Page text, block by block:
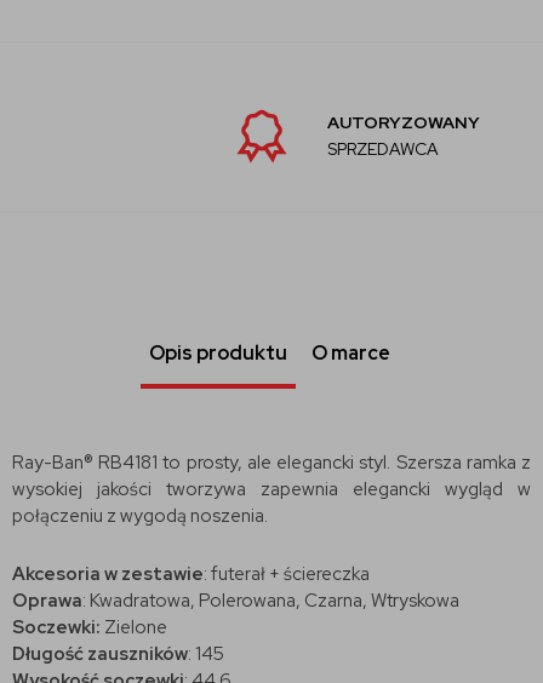
AUTORYZOWANY
SPRZEDAWCA
Opis produktu O marce
Ray-Ban® RB4181 to prosty, ale elegancki styl. Szersza ramka z
wysokiej jakości tworzywa zapewnia elegancki wygląd w
połączeniu z wygodą noszenia.
Akcesoria w zestawie: futerał + ściereczka
Oprawa: Kwadratowa, Polerowana, Czarna, Wtryskowa
Soczewki: Zielone
Długość zauszników: 145